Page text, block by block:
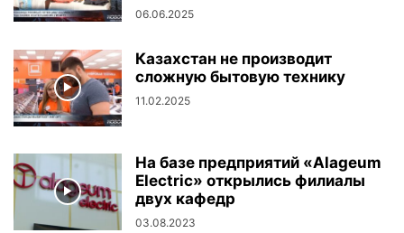
06.06.2025
Казахстан не производит
сложную бытовую технику
11.02.2025
На базе предприятий «Alageum
Electric» открылись филиалы
двух кафедр
03.08.2023